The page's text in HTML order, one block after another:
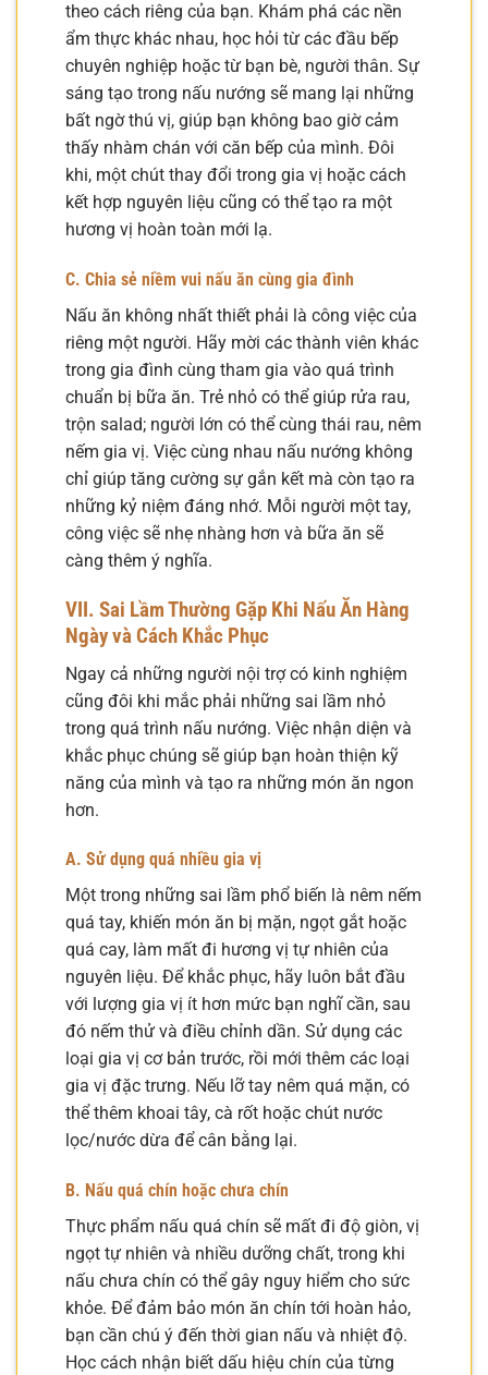
theo cách riêng của bạn. Khám phá các nền
ẩm thực khác nhau, học hỏi từ các đầu bếp
chuyên nghiệp hoặc từ bạn bè, người thân. Sự
sáng tạo trong nấu nướng sẽ mang lại những
bất ngờ thú vị, giúp bạn không bao giờ cảm
thấy nhàm chán với căn bếp của mình. Đôi
khi, một chút thay đổi trong gia vị hoặc cách
kết hợp nguyên liệu cũng có thể tạo ra một
hương vị hoàn toàn mới lạ.
C. Chia sẻ niềm vui nấu ăn cùng gia đình
Nấu ăn không nhất thiết phải là công việc của
riêng một người. Hãy mời các thành viên khác
trong gia đình cùng tham gia vào quá trình
chuẩn bị bữa ăn. Trẻ nhỏ có thể giúp rửa rau,
trộn salad; người lớn có thể cùng thái rau, nêm
nếm gia vị. Việc cùng nhau nấu nướng không
chỉ giúp tăng cường sự gắn kết mà còn tạo ra
những kỷ niệm đáng nhớ. Mỗi người một tay,
công việc sẽ nhẹ nhàng hơn và bữa ăn sẽ
càng thêm ý nghĩa.
VII. Sai Lầm Thường Gặp Khi Nấu Ăn Hàng
Ngày và Cách Khắc Phục
Ngay cả những người nội trợ có kinh nghiệm
cũng đôi khi mắc phải những sai lầm nhỏ
trong quá trình nấu nướng. Việc nhận diện và
khắc phục chúng sẽ giúp bạn hoàn thiện kỹ
năng của mình và tạo ra những món ăn ngon
hơn.
A. Sử dụng quá nhiều gia vị
Một trong những sai lầm phổ biến là nêm nếm
quá tay, khiến món ăn bị mặn, ngọt gắt hoặc
quá cay, làm mất đi hương vị tự nhiên của
nguyên liệu. Để khắc phục, hãy luôn bắt đầu
với lượng gia vị ít hơn mức bạn nghĩ cần, sau
đó nếm thử và điều chỉnh dần. Sử dụng các
loại gia vị cơ bản trước, rồi mới thêm các loại
gia vị đặc trưng. Nếu lỡ tay nêm quá mặn, có
thể thêm khoai tây, cà rốt hoặc chút nước
lọc/nước dừa để cân bằng lại.
B. Nấu quá chín hoặc chưa chín
Thực phẩm nấu quá chín sẽ mất đi độ giòn, vị
ngọt tự nhiên và nhiều dưỡng chất, trong khi
nấu chưa chín có thể gây nguy hiểm cho sức
khỏe. Để đảm bảo món ăn chín tới hoàn hảo,
bạn cần chú ý đến thời gian nấu và nhiệt độ.
Học cách nhận biết dấu hiệu chín của từng